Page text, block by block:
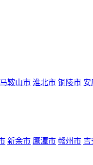
马鞍山市 淮北市 铜陵市 安
新余市 鹰潭市 赣州市 吉